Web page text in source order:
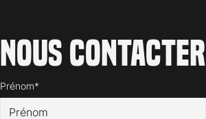
Nous contacter
Prénom*